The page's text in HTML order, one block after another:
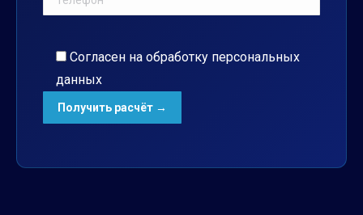
Согласен на обработку персональных
данных